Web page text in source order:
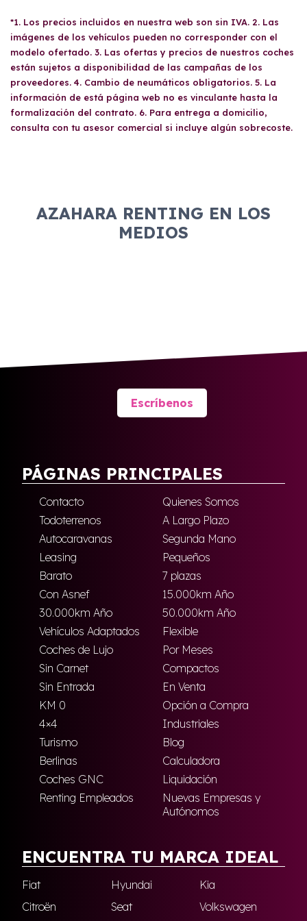
IVA del año en curso. También es necesario un
recibo bancario para verificar el IBAN y el
titular, el acta de titularidad real, la escritura
de constitución y poderes de la empresa.
un carné de conducir válido. No hay
restricciones específicas sobre quién puede
utilizar el vehículo, pero se recomienda revisar
las condiciones del contrato para evitar
sorpresas.
*1. Los precios incluidos en nuestra web son sin IVA. 2. Las
imágenes de los vehículos pueden no corresponder con el
modelo ofertado. 3. Las ofertas y precios de nuestros coches
están sujetos a disponibilidad de las campañas de los
proveedores. 4. Cambio de neumáticos obligatorios. 5. La
información de está página web no es vinculante hasta la
formalización del contrato. 6. Para entrega a domicilio,
consulta con tu asesor comercial si incluye algún sobrecoste.
AZAHARA RENTING EN LOS
MEDIOS
Escríbenos
PÁGINAS PRINCIPALES
Contacto
Quienes Somos
Todoterrenos
A Largo Plazo
Autocaravanas
Segunda Mano
Leasing
Pequeños
Barato
7 plazas
Con Asnef
15.000km Año
30.000km Año
50.000km Año
Vehículos Adaptados
Flexible
Coches de Lujo
Por Meses
Sin Carnet
Compactos
Sin Entrada
En Venta
KM 0
Opción a Compra
4×4
Industriales
Turismo
Blog
Berlinas
Calculadora
Coches GNC
Liquidación
Renting Empleados
Nuevas Empresas y
Autónomos
ENCUENTRA TU MARCA IDEAL
Fiat Hyundai
Kia
Citroën
Seat Volkswagen